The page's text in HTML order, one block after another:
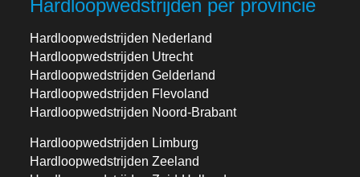
Hardloopwedstrijden per provincie
Hardloopwedstrijden Nederland
Hardloopwedstrijden Utrecht
Hardloopwedstrijden Gelderland
Hardloopwedstrijden Flevoland
Hardloopwedstrijden Noord-Brabant
Hardloopwedstrijden Limburg
Hardloopwedstrijden Zeeland